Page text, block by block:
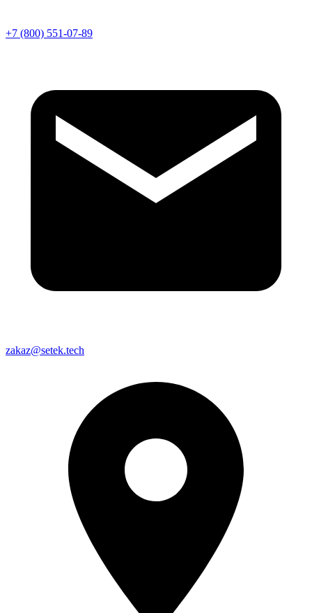
+7 (800) 551-07-89
zakaz@setek.tech